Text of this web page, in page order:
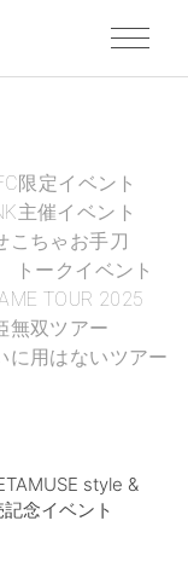
限定イベント
主催イベント
こちゃお手刀
トークイベント
TOUR 2025
無双ツアー
に用はないツアー
style &
念イベント